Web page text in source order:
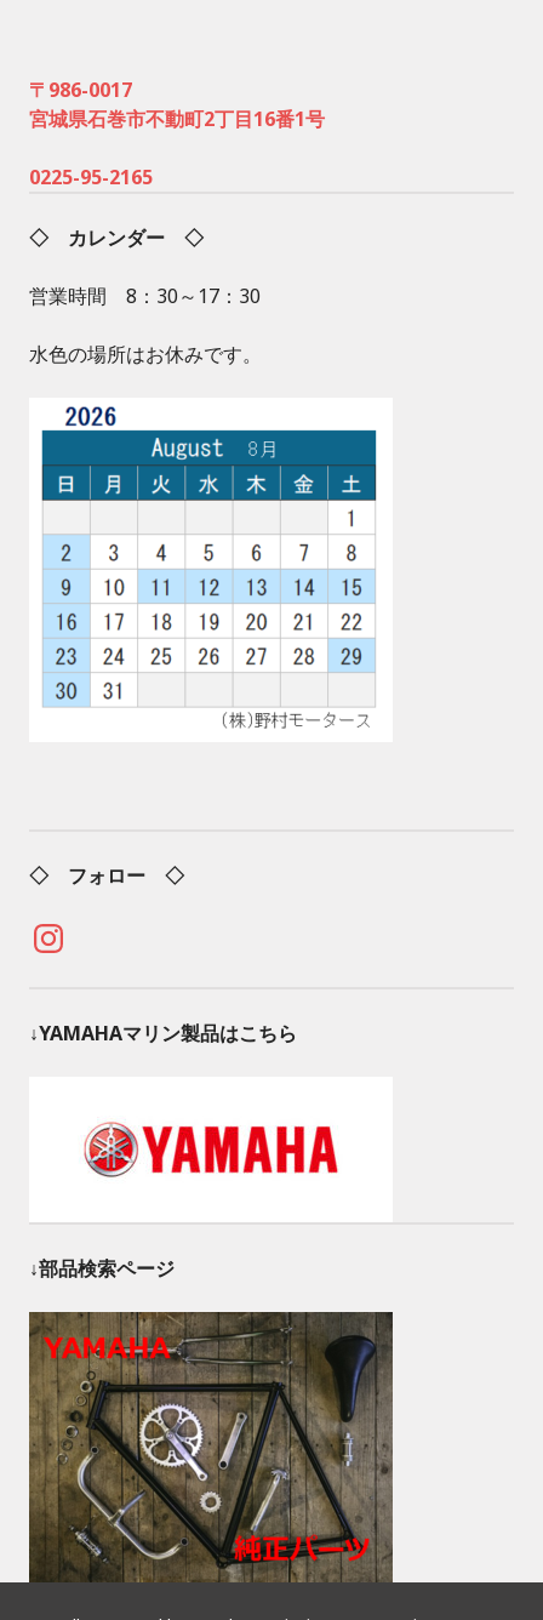
〒986-0017
宮城県石巻市不動町2丁目16番1号
0225-95-2165
◇ カレンダー ◇
営業時間 8：30～17：30
水色の場所はお休みです。
◇ フォロー ◇
Instagram
↓YAMAHAマリン製品はこちら
↓部品検索ページ